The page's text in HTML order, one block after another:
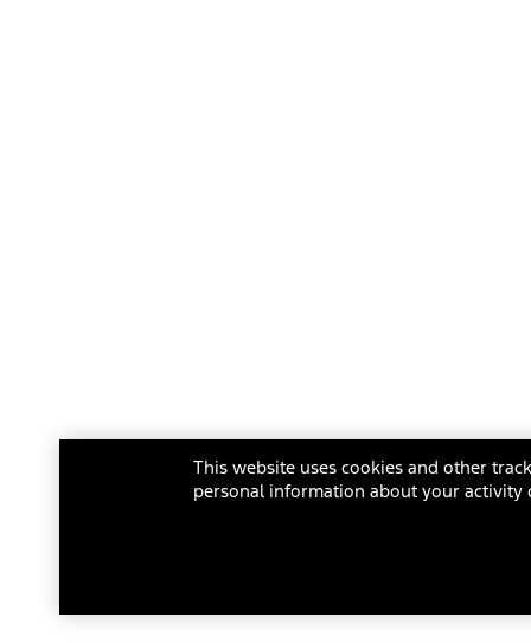
This website uses cookies and other
personal information about your activity